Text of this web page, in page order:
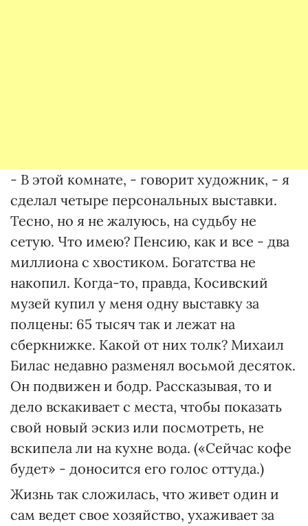
- В этой комнате, - говорит художник, - я
сделал четыре персональных выставки.
Тесно, но я не жалуюсь, на судьбу не
сетую. Что имею? Пенсию, как и все - два
миллиона с хвостиком. Богатства не
накопил. Когда-то, правда, Косивский
музей купил у меня одну выставку за
полцены: 65 тысяч так и лежат на
сберкнижке. Какой от них толк? Михаил
Билас недавно разменял восьмой десяток.
Он подвижен и бодр. Рассказывая, то и
дело вскакивает с места, чтобы показать
свой новый эскиз или посмотреть, не
вскипела ли на кухне вода. («Сейчас кофе
будет» - доносится его голос оттуда.)
Жизнь так сложилась, что живет один и
сам ведет свое хозяйство, ухаживает за